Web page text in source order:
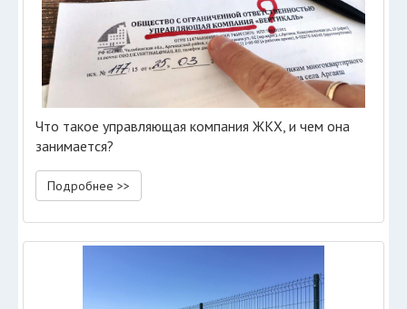
Что такое управляющая компания ЖКХ, и чем она
занимается?
Подробнее >>